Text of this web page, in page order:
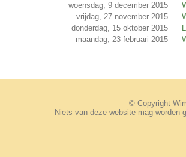
woensdag, 9 december 2015
vrijdag, 27 november 2015
donderdag, 15 oktober 2015
maandag, 23 februari 2015
© Copyright
Niets van deze website mag worden